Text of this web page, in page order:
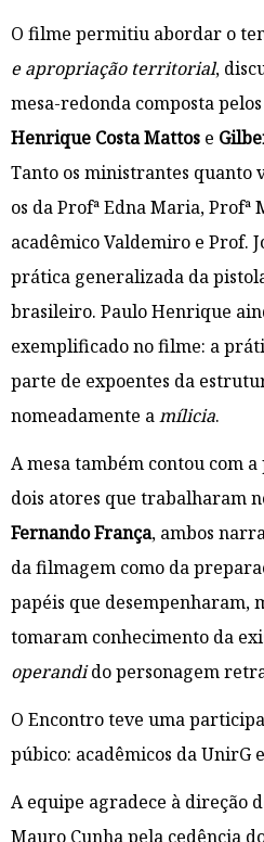
O filme permitiu abordar o
e apropriação territorial,
mesa-redonda composta
Henrique Costa Mattos e
Tanto os ministrantes quanto
os da Profª Edna Maria,
acadêmico Valdemiro e Prof.
prática generalizada da
brasileiro. Paulo Henrique
exemplificado no filme: a
parte de expoentes da
nomeadamente amílicia.
A mesa também contou com
dois atores que trabalharam
Fernando França, ambos
da filmagem como da
papéis que desempenharam,
tomaram conhecimento da
operandido personagem
O Encontro teve uma
púbico: acadêmicos da UnirG
A equipe agradece à direção
Mauro Cunha pela cedência